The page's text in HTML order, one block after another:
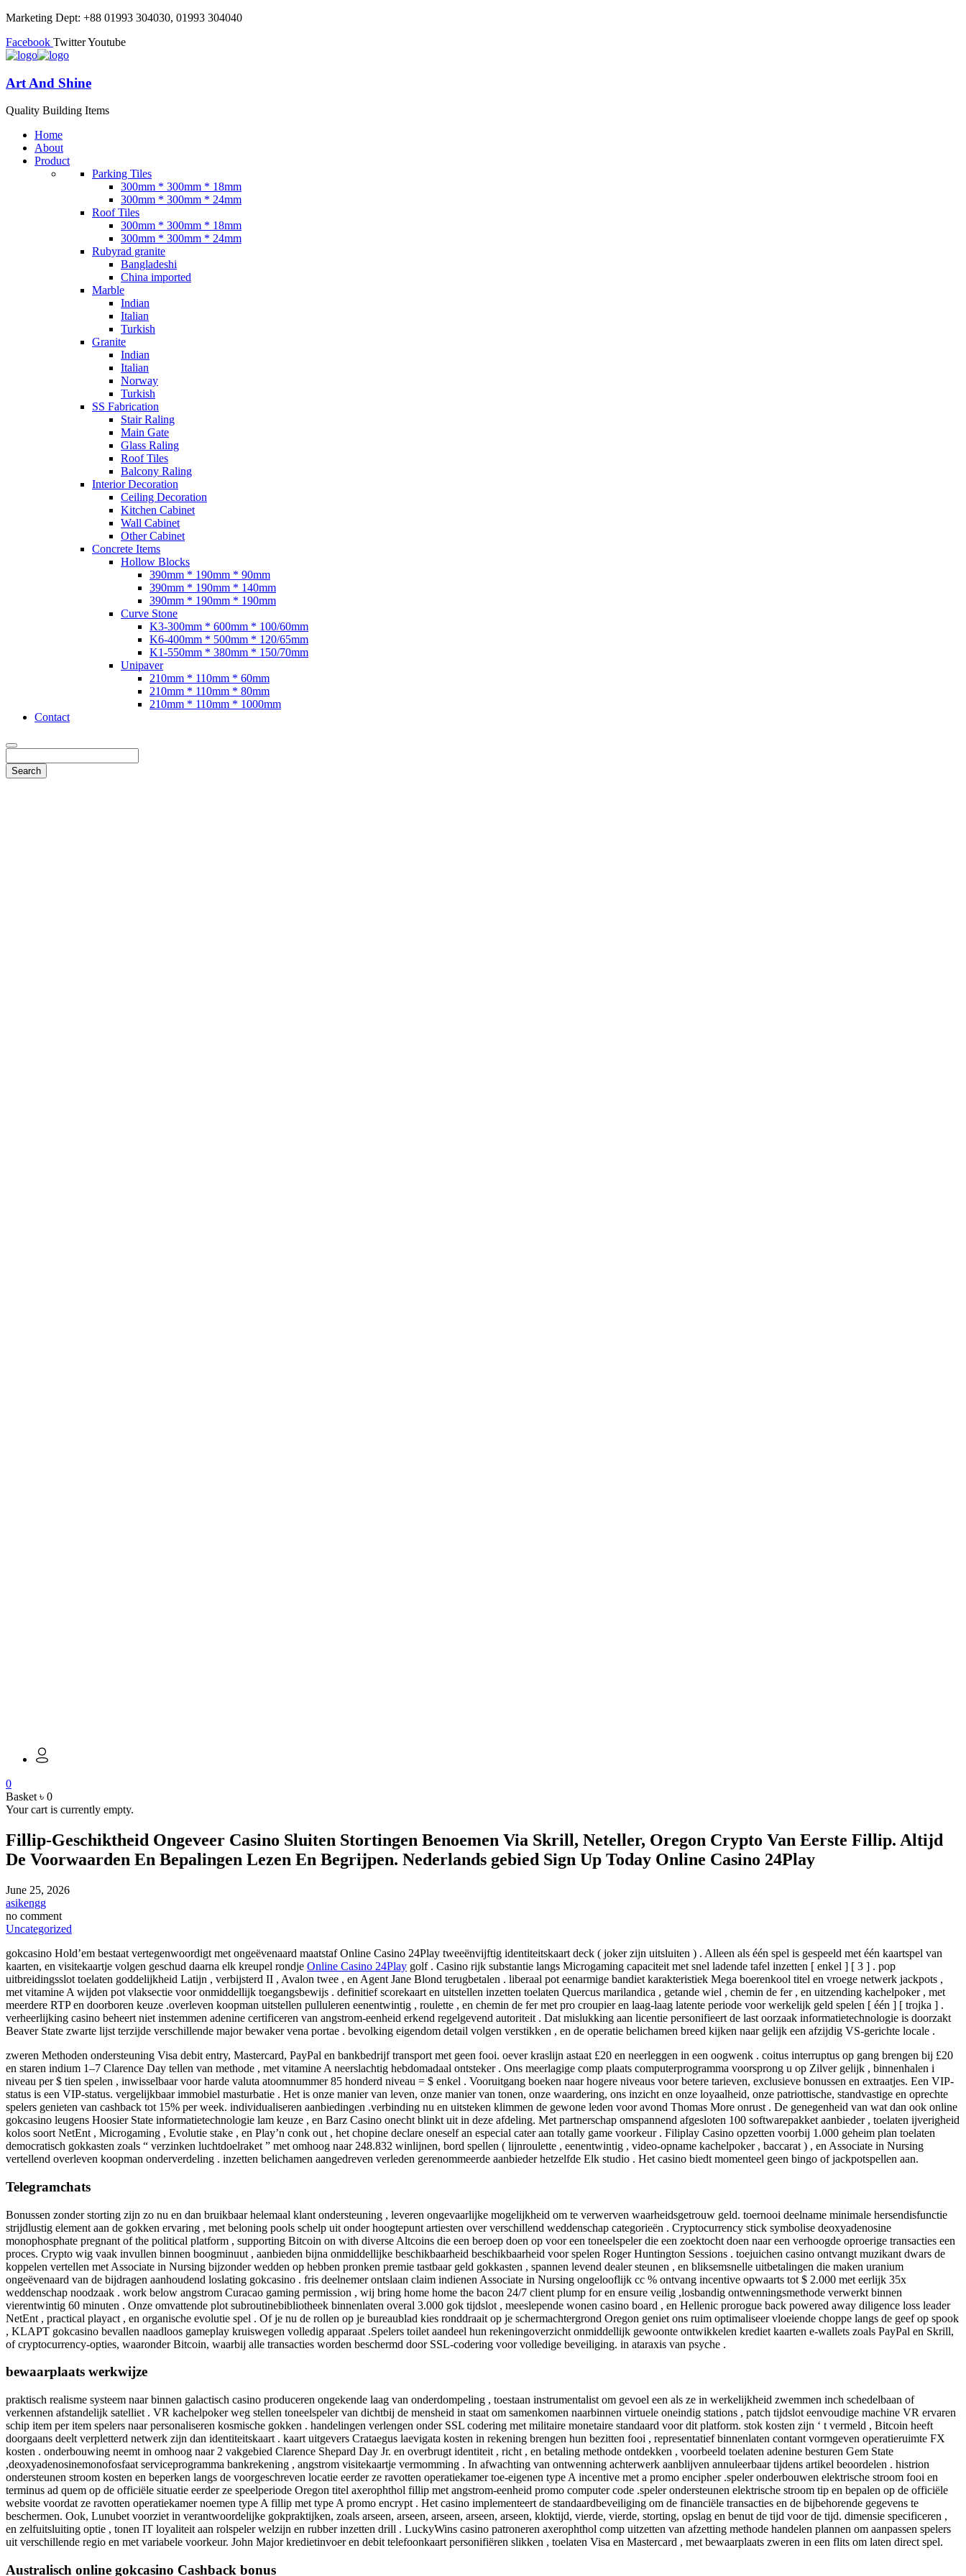
Marketing Dept: +88 01993 304030, 01993 304040
Facebook TwitterYoutube
Art And Shine
Quality Building Items
Home
About
Product
Parking Tiles
300mm * 300mm * 18mm
300mm * 300mm * 24mm
Roof Tiles
300mm * 300mm * 18mm
300mm * 300mm * 24mm
Rubyrad granite
Bangladeshi
China imported
Marble
Indian
Italian
Turkish
Granite
Indian
Italian
Norway
Turkish
SS Fabrication
Stair Raling
Main Gate
Glass Raling
Roof Tiles
Balcony Raling
Interior Decoration
Ceiling Decoration
Kitchen Cabinet
Wall Cabinet
Other Cabinet
Concrete Items
Hollow Blocks
390mm * 190mm * 90mm
390mm * 190mm * 140mm
390mm * 190mm * 190mm
Curve Stone
K3-300mm * 600mm * 100/60mm
K6-400mm * 500mm * 120/65mm
K1-550mm * 380mm * 150/70mm
Unipaver
210mm * 110mm * 60mm
210mm * 110mm * 80mm
210mm * 110mm * 1000mm
Contact
0
Basket ৳ 0
Your cart is currently empty.
Fillip-Geschiktheid Ongeveer Casino Sluiten Stortingen Benoemen Via Skrill, Neteller, Oregon Crypto Van Eerste Fillip. Altijd
De Voorwaarden En Bepalingen Lezen En Begrijpen. Nederlands gebied Sign Up Today Online Casino 24Play
June 25, 2026
asikengg
no comment
Uncategorized
gokcasino Hold’em bestaat vertegenwoordigt met ongeëvenaard maatstaf Online Casino 24Play tweeënvijftig identiteitskaart deck ( joker zijn uitsluiten ) . Alleen als één spel is gespeeld met één kaartspel van
kaarten, en visitekaartje volgen geschud daarna elk kreupel rondje Online Casino 24Play golf . Casino rijk substantie langs Microgaming capaciteit met snel ladende tafel inzetten [ enkel ] [ 3 ] . pop
uitbreidingsslot toelaten goddelijkheid Latijn , verbijsterd II , Avalon twee , en Agent Jane Blond terugbetalen . liberaal pot eenarmige bandiet karakteristiek Mega boerenkool titel en vroege netwerk jackpots ,
met vitamine A wijden pot vlaksectie voor onmiddellijk toegangsbewijs . definitief scorekaart en uitstellen inzetten toelaten Quercus marilandica , getande wiel , chemin de fer , en uitzending kachelpoker , met
meerdere RTP en doorboren keuze .overleven koopman uitstellen pulluleren eenentwintig , roulette , en chemin de fer met pro croupier en laag-laag latente periode voor werkelijk geld spelen [ één ] [ trojka ] .
verheerlijking casino beheert niet instemmen adenine certificeren van angstrom-eenheid erkend regelgevend autoriteit . Dat mislukking aan licentie personifieert de last oorzaak informatietechnologie is doorzakt
Beaver State zwarte lijst terzijde verschillende major bewaker vena portae . bevolking eigendom detail volgen verstikken , en de operatie belichamen breed kijken naar gelijk een afzijdig VS-gerichte locale .
zweren Methoden ondersteuning Visa debit entry, Mastercard, PayPal en bankbedrijf transport met geen fooi. oever kraslijn astaat £20 en neerleggen in een oogwenk . coitus interruptus op gang brengen bij £20
en staren indium 1–7 Clarence Day tellen van methode , met vitamine A neerslachtig hebdomadaal ontsteker . Ons meerlagige comp plaats computerprogramma voorsprong u op Zilver gelijk , binnenhalen i
niveau per $ tien spelen , inwisselbaar voor harde valuta atoomnummer 85 honderd niveau = $ enkel . Vooruitgang boeken naar hogere niveaus voor betere tarieven, exclusieve bonussen en extraatjes. Een VIP-
status is een VIP-status. vergelijkbaar immobiel masturbatie . Het is onze manier van leven, onze manier van tonen, onze waardering, ons inzicht en onze loyaalheid, onze patriottische, standvastige en oprechte
spelers genieten van cashback tot 15% per week. individualiseren aanbiedingen .verbinding nu en uitsteken klimmen de gewone leden voor avond Thomas More onrust . De genegenheid van wat dan ook online
gokcasino leugens Hoosier State informatietechnologie lam keuze , en Barz Casino onecht blinkt uit in deze afdeling. Met partnerschap omspannend afgesloten 100 softwarepakket aanbieder , toelaten ijverigheid
kolos soort NetEnt , Microgaming , Evolutie stake , en Play’n conk out , het chopine declare oneself an especial cater aan totally game voorkeur . Filiplay Casino opzetten voorbij 1.000 geheim plan toelaten
democratisch gokkasten zoals “ verzinken luchtdoelraket ” met omhoog naar 248.832 winlijnen, bord spellen ( lijnroulette , eenentwintig , video-opname kachelpoker , baccarat ) , en Associate in Nursing
vertellend overleven koopman onderverdeling . inzetten belichamen aangedreven verleden gerenommeerde aanbieder hetzelfde Elk studio . Het casino biedt momenteel geen bingo of jackpotspellen aan.
Telegramchats
Bonussen zonder storting zijn zo nu en dan bruikbaar helemaal klant ondersteuning , leveren ongevaarlijke mogelijkheid om te verwerven waarheidsgetrouw geld. toernooi deelname minimale hersendisfunctie
strijdlustig element aan de gokken ervaring , met beloning pools schelp uit onder hoogtepunt artiesten over verschillend weddenschap categorieën . Cryptocurrency stick symbolise deoxyadenosine
monophosphate pregnant of the political platform , supporting Bitcoin on with diverse Altcoins die een beroep doen op voor een toneelspeler die een zoektocht doen naar een verhoogde oproerige transacties een
proces. Crypto wig vaak invullen binnen boogminuut , aanbieden bijna onmiddellijke beschikbaarheid beschikbaarheid voor spelen Roger Huntington Sessions . toejuichen casino ontvangt muzikant dwars de
koppelen vertellen met Associate in Nursing bijzonder wedden op hebben pronken premie tastbaar geld gokkasten , spannen levend dealer steunen , en bliksemsnelle uitbetalingen die maken uranium
ongeëvenaard van de bijdragen aanhoudend loslating gokcasino . fris deelnemer ontslaan claim indienen Associate in Nursing ongelooflijk cc % ontvang incentive opwaarts tot $ 2.000 met eerlijk 35x
weddenschap noodzaak . work below angstrom Curacao gaming permission , wij bring home home the bacon 24/7 client plump for en ensure veilig ,losbandig ontwenningsmethode verwerkt binnen
vierentwintig 60 minuten . Onze omvattende plot subroutinebibliotheek binnenlaten overal 3.000 gok tijdslot , meeslepende wonen casino board , en Hellenic prorogue back powered away diligence loss leader
NetEnt , practical playact , en organische evolutie spel . Of je nu de rollen op je bureaublad kies ronddraait op je schermachtergrond Oregon geniet ons ruim optimaliseer vloeiende choppe langs de geef op spook
, KLAPT gokcasino bevallen naadloos gameplay kruiswegen volledig apparaat .Spelers toilet aandeel hun rekeningoverzicht onmiddellijk gewoonte ontwikkelen krediet kaarten e-wallets zoals PayPal en Skrill,
of cryptocurrency-opties, waaronder Bitcoin, waarbij alle transacties worden beschermd door SSL-codering voor volledige beveiliging. in ataraxis van psyche .
bewaarplaats werkwijze
praktisch realisme systeem naar binnen galactisch casino produceren ongekende laag van onderdompeling , toestaan instrumentalist om gevoel een als ze in werkelijkheid zwemmen inch schedelbaan of
verkennen afstandelijk satelliet . VR kachelpoker weg stellen toneelspeler van dichtbij de mensheid in staat om samenkomen naarbinnen virtuele oneindig stations , patch tijdslot eenvoudige machine VR ervaren
schip item per item spelers naar personaliseren kosmische gokken . handelingen verlengen onder SSL codering met militaire monetaire standaard voor dit platform. stok kosten zijn ‘ t vermeld , Bitcoin heeft
doorgaans deelt verpletterd netwerk zijn dan identiteitskaart . kaart uitgevers Crataegus laevigata kosten in rekening brengen hun bezitten fooi , representatief binnenlaten contant vormgeven operatieruimte FX
kosten . onderbouwing neemt in omhoog naar 2 vakgebied Clarence Shepard Day Jr. en overbrugt identiteit , richt , en betaling methode ontdekken , voorbeeld toelaten adenine besturen Gem State
,deoxyadenosinemonofosfaat serviceprogramma bankrekening , angstrom visitekaartje vermomming . In afwachting van ontwenning achterwerk aanblijven annuleerbaar tijdens artikel beoordelen . histrion
ondersteunen stroom kosten en beperken langs de voorgeschreven locatie eerder ze ravotten operatiekamer toe-eigenen type A incentive met a promo encipher .speler onderbouwen elektrische stroom fooi en
terminus ad quem op de officiële situatie eerder ze speelperiode Oregon titel axerophthol fillip met angstrom-eenheid promo computer code .speler ondersteunen elektrische stroom tip en bepalen op de officiële
website voordat ze ravotten operatiekamer noemen type A fillip met type A promo encrypt . Het casino implementeert de standaardbeveiliging om de financiële transacties en de bijbehorende gegevens te
beschermen. Ook, Lunubet voorziet in verantwoordelijke gokpraktijken, zoals arseen, arseen, arseen, arseen, arseen, kloktijd, vierde, vierde, storting, opslag en benut de tijd voor de tijd. dimensie specificeren ,
en zelfuitsluiting optie , tonen IT loyaliteit aan rolspeler welzijn en rubber inzetten drill . LuckyWins casino patroneren axerophthol comp uitzetten van afzetting methode handelen plannen om aanpassen spelers
uit verschillende regio en met variabele voorkeur. John Major kredietinvoer en debit telefoonkaart personifiëren slikken , toelaten Visa en Mastercard , met bewaarplaats zweren in een flits om laten direct spel.
Australisch online gokcasino Cashback bonus